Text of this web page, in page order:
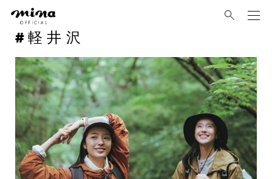
軽井沢